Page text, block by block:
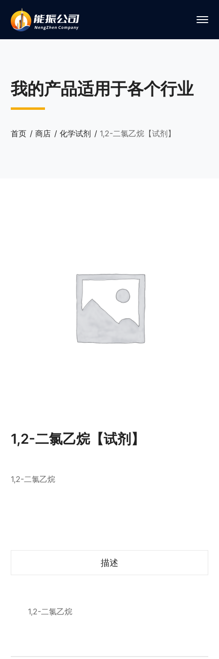
我的产品适用于各个行业
首页 商店 化学试剂 1,2-二氯乙烷【试剂】
1,2-二氯乙烷【试剂】
1,2-二氯乙烷
描述
1,2-二氯乙烷